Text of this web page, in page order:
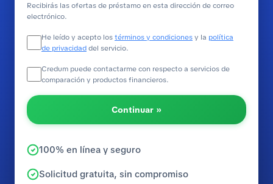
Recibirás las ofertas de préstamo en esta dirección de correo
electrónico.
He leído y acepto lostérminos y condicionesy la política
de privacidaddel servicio.
Credum puede contactarme con respecto a servicios de
comparación y productos financieros.
Continuar »
100% en línea y seguro
Solicitud gratuita, sin compromiso